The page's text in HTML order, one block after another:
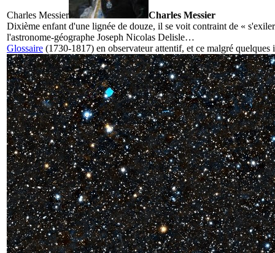
Charles Messier
Charles Messier
Dixième enfant d'une lignée de douze, il se voit contraint de «
l'astronome-géographe Joseph Nicolas Delisle…
Glossaire (1730-1817) en observateur attentif, et ce malgré